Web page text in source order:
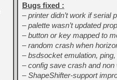
Bugs fixed :
– printer didn’t work if serial
– palette wasn’t updated
– button or key mapped to
– random crash when
– bsdsocket emulation,
– config save crash and
– ShapeShifter-support